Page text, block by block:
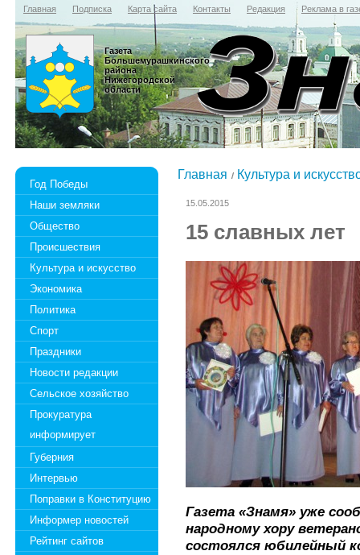
Главная Подписка Карта сайта Контакты Редакция Реклама в
Газета
Большемурашкинского
района
Нижегородской
области
Год Победы
Наши земляки
Общество
Происшествия
Культура и искусство
Экономика
Политика
Спорт
Праздники
Новости редакции
Сельское хозяйство
Прокуратура
информирует
Губерния
Интервью
Поправки в Конституцию
Информер новостей
Рейтинг сайтов
Главная Культура и
15.05.2015
15 славных лет
Газета «Знамя» уже
народному хору
состоялся юбилейный